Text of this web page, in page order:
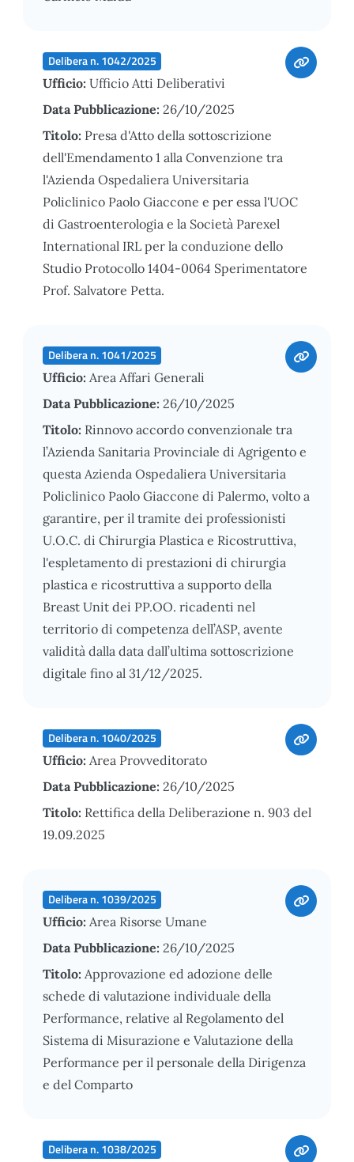
Delibera n. 1042/2025
Ufficio: Ufficio Atti Deliberativi
Data Pubblicazione: 26/10/2025
Titolo: Presa d'Atto della sottoscrizione
dell'Emendamento 1 alla Convenzione tra
l'Azienda Ospedaliera Universitaria
Policlinico Paolo Giaccone e per essa l'UOC
di Gastroenterologia e la Società Parexel
International IRL per la conduzione dello
Studio Protocollo 1404-0064 Sperimentatore
Prof. Salvatore Petta.
Delibera n. 1041/2025
Ufficio: Area Affari Generali
Data Pubblicazione: 26/10/2025
Titolo: Rinnovo accordo convenzionale tra
l’Azienda Sanitaria Provinciale di Agrigento e
questa Azienda Ospedaliera Universitaria
Policlinico Paolo Giaccone di Palermo, volto a
garantire, per il tramite dei professionisti
U.O.C. di Chirurgia Plastica e Ricostruttiva,
l'espletamento di prestazioni di chirurgia
plastica e ricostruttiva a supporto della
Breast Unit dei PP.OO. ricadenti nel
territorio di competenza dell’ASP, avente
validità dalla data dall’ultima sottoscrizione
digitale fino al 31/12/2025.
Delibera n. 1040/2025
Ufficio: Area Provveditorato
Data Pubblicazione: 26/10/2025
Titolo: Rettifica della Deliberazione n. 903 del
19.09.2025
Delibera n. 1039/2025
Ufficio: Area Risorse Umane
Data Pubblicazione: 26/10/2025
Titolo: Approvazione ed adozione delle
schede di valutazione individuale della
Performance, relative al Regolamento del
Sistema di Misurazione e Valutazione della
Performance per il personale della Dirigenza
e del Comparto
Delibera n. 1038/2025